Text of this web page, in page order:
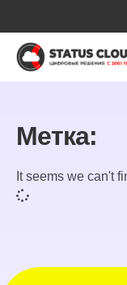
Метка:
It seems we can't